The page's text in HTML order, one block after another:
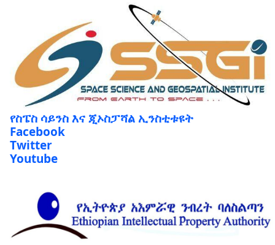
የስፔስ ሳይንስ እና ጂኦስፓሻል ኢንስቲቱዩት
Facebook
Twitter
Youtube